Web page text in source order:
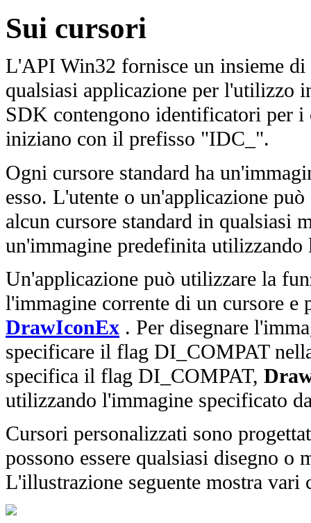
Sui cursori
L'API Win32 fornisce un insieme
qualsiasi applicazione per l'utilizzo
SDK contengono identificatori per
iniziano con il prefisso "IDC_".
Ogni cursore standard ha
esso. L'utente o un'applicazione
alcun cursore standard in qualsiasi
un'immagine predefinita
Un'applicazione può utilizzare la
l'immagine corrente di un cursore e
DrawIconEx . Per disegnare
specificare il flag DI_COMPAT
specifica il flag DI_COMPAT,
utilizzando l'immagine specificato
Cursori personalizzati sono
possono essere qualsiasi disegno
L'illustrazione seguente mostra vari